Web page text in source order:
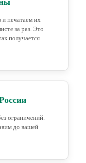
и печатаем их
за раз. Это
получается
ограничений.
до вашей